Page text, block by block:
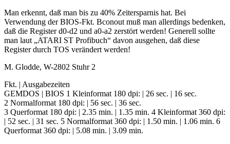
Man erkennt, daß man bis zu 40% Zeitersparnis hat. Bei
Verwendung der BIOS-Fkt. Bconout muß man allerdings bedenken,
daß die Register d0-d2 und a0-a2 zerstört werden! Generell sollte
man laut „ATARI ST Profibuch“ davon ausgehen, daß diese
Register durch TOS verändert werden!
M. Glodde, W-2802 Stuhr 2
Fkt. | Ausgabezeiten
GEMDOS | BIOS 1 Kleinformat 180 dpi: | 26 sec. | 16 sec.
2 Normalformat 180 dpi: | 56 sec. | 36 sec.
3 Querformat 180 dpi: | 2.35 min. | 1.35 min. 4 Kleinformat 360 dpi:
| 52 sec. | 31 sec. 5 Normalformat 360 dpi: | 1.50 min. | 1.06 min. 6
Querformat 360 dpi: | 5.08 min. | 3.09 min.